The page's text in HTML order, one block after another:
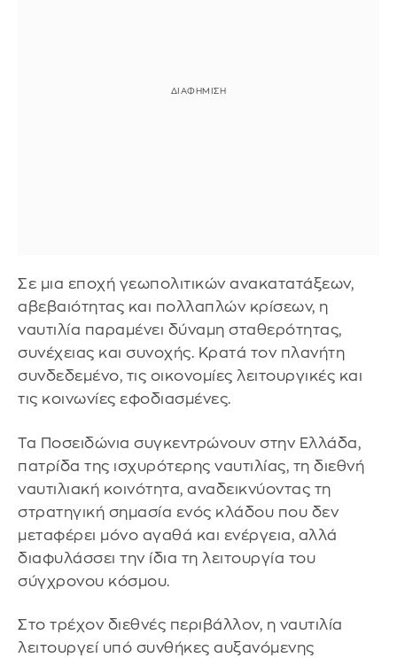
Σε μια εποχή γεωπολιτικών ανακατατάξεων,
αβεβαιότητας και πολλαπλών κρίσεων, η
ναυτιλία παραμένει δύναμη σταθερότητας,
συνέχειας και συνοχής. Κρατά τον πλανήτη
συνδεδεμένο, τις οικονομίες λειτουργικές και
τις κοινωνίες εφοδιασμένες.
Τα Ποσειδώνια συγκεντρώνουν στην Ελλάδα,
πατρίδα της ισχυρότερης ναυτιλίας, τη διεθνή
ναυτιλιακή κοινότητα, αναδεικνύοντας τη
στρατηγική σημασία ενός κλάδου που δεν
μεταφέρει μόνο αγαθά και ενέργεια, αλλά
διαφυλάσσει την ίδια τη λειτουργία του
σύγχρονου κόσμου.
Στο τρέχον διεθνές περιβάλλον, η ναυτιλία
λειτουργεί υπό συνθήκες αυξανόμενης